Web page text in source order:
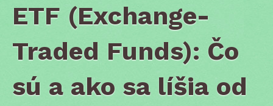
ETF (Exchange-
Traded Funds): Čo
sú a ako sa líšia od